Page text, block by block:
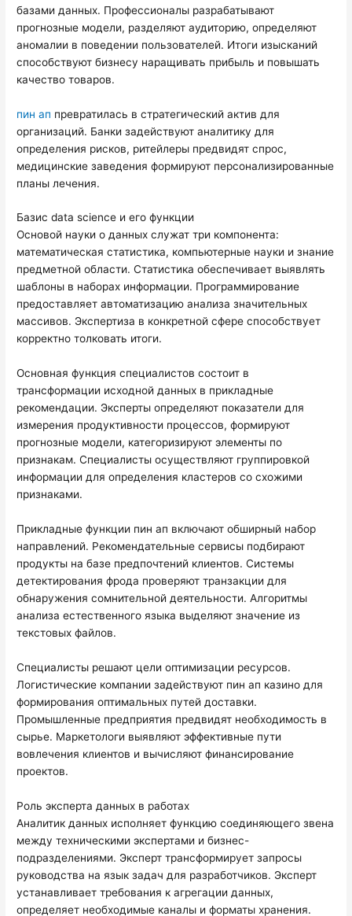
базами данных. Профессионалы разрабатывают
прогнозные модели, разделяют аудиторию, определяют
аномалии в поведении пользователей. Итоги изысканий
способствуют бизнесу наращивать прибыль и повышать
качество товаров.
пин ап превратилась в стратегический актив для
организаций. Банки задействуют аналитику для
определения рисков, ритейлеры предвидят спрос,
медицинские заведения формируют персонализированные
планы лечения.
Базис data science и его функции
Основой науки о данных служат три компонента:
математическая статистика, компьютерные науки и знание
предметной области. Статистика обеспечивает выявлять
шаблоны в наборах информации. Программирование
предоставляет автоматизацию анализа значительных
массивов. Экспертиза в конкретной сфере способствует
корректно толковать итоги.
Основная функция специалистов состоит в
трансформации исходной данных в прикладные
рекомендации. Эксперты определяют показатели для
измерения продуктивности процессов, формируют
прогнозные модели, категоризируют элементы по
признакам. Специалисты осуществляют группировкой
информации для определения кластеров со схожими
признаками.
Прикладные функции пин ап включают обширный набор
направлений. Рекомендательные сервисы подбирают
продукты на базе предпочтений клиентов. Системы
детектирования фрода проверяют транзакции для
обнаружения сомнительной деятельности. Алгоритмы
анализа естественного языка выделяют значение из
текстовых файлов.
Специалисты решают цели оптимизации ресурсов.
Логистические компании задействуют пин ап казино для
формирования оптимальных путей доставки.
Промышленные предприятия предвидят необходимость в
сырье. Маркетологи выявляют эффективные пути
вовлечения клиентов и вычисляют финансирование
проектов.
Роль эксперта данных в работах
Аналитик данных исполняет функцию соединяющего звена
между техническими экспертами и бизнес-
подразделениями. Эксперт трансформирует запросы
руководства на язык задач для разработчиков. Эксперт
устанавливает требования к агрегации данных,
определяет необходимые каналы и форматы хранения.